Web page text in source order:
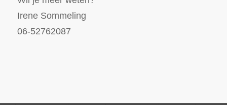
Irene Sommeling
06-52762087